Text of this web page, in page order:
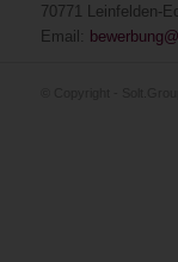
70771 Leinfelden-
Email: